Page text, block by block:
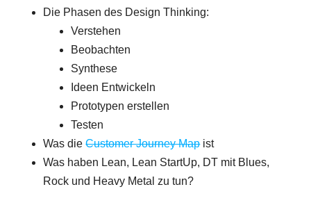
Die Phasen des Design Thinking:
Verstehen
Beobachten
Synthese
Ideen Entwickeln
Prototypen erstellen
Testen
Was dieCustomer Journey Mapist
Was haben Lean, Lean StartUp, DT mit Blues,
Rock und Heavy Metal zu tun?